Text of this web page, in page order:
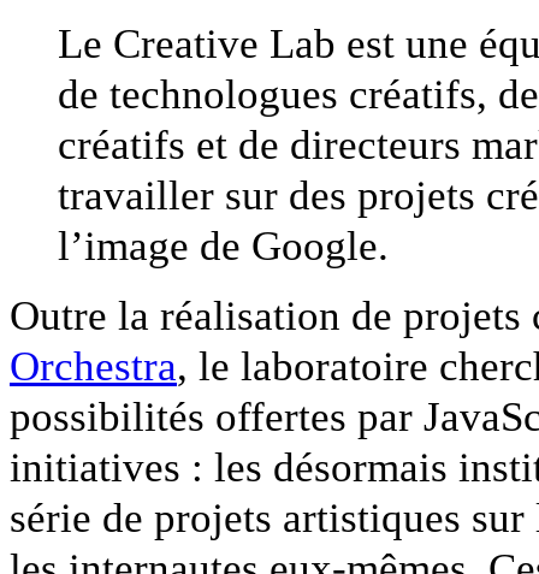
Le Creative Lab est une
de technologues créatifs,
créatifs et de directeurs
travailler sur des projets
l’image de Google.
Outre la réalisation de
Orchestra, le laboratoire
possibilités offertes par
initiatives : les désormais
série de projets artistiques